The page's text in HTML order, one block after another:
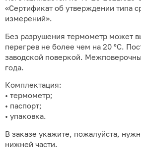
«Сертификат об утверждении типа
измерений».
Без разрушения термометр может
перегрев не более чем на 20 °С.
заводской поверкой.
года.
Комплектация:
• термометр;
• паспорт;
• упаковка.
В заказе укажите, пожалуйста,
нижней части.